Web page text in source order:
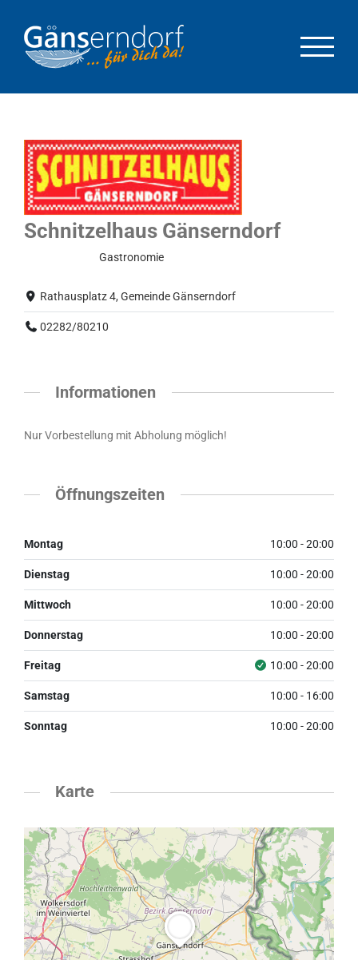
springen
Schnitzelhaus Gänserndorf
Gastronomie
Rathausplatz 4, Gemeinde Gänserndorf
02282/80210
Informationen
Nur Vorbestellung mit Abholung möglich!
Öffnungszeiten
Montag 10:00 - 20:00
Dienstag 10:00 - 20:00
Mittwoch 10:00 - 20:00
Donnerstag 10:00 - 20:00
Freitag 10:00 - 20:00
Samstag 10:00 - 16:00
Sonntag 10:00 - 20:00
Karte